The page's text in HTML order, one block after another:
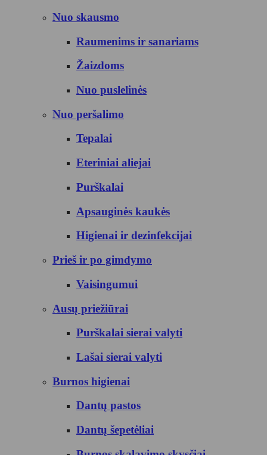
Nuo skausmo
Raumenims ir sanariams
Žaizdoms
Nuo puslelinės
Nuo peršalimo
Tepalai
Eteriniai aliejai
Purškalai
Apsauginės kaukės
Higienai ir dezinfekcijai
Prieš ir po gimdymo
Vaisingumui
Ausų priežiūrai
Purškalai sierai valyti
Lašai sierai valyti
Burnos higienai
Dantų pastos
Dantų šepetėliai